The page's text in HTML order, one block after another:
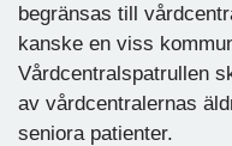
begränsas till
kanske en viss
Vårdcentralspatrullen
av vårdcentralernas
seniora patienter.